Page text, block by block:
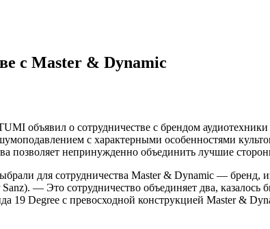
с Master & Dynamic
объявил о сотрудничестве с брендом
с характерными особенностями
позволяет непринужденно объединить лучшие
для сотрудничества Master & Dynamic — бренд,
— Это сотрудничество объединяет два,
19 Degree с превосходной конструкцией Master &